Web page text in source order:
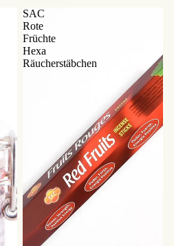
SAC
Rote
Früchte
Hexa
Räucherstäbchen